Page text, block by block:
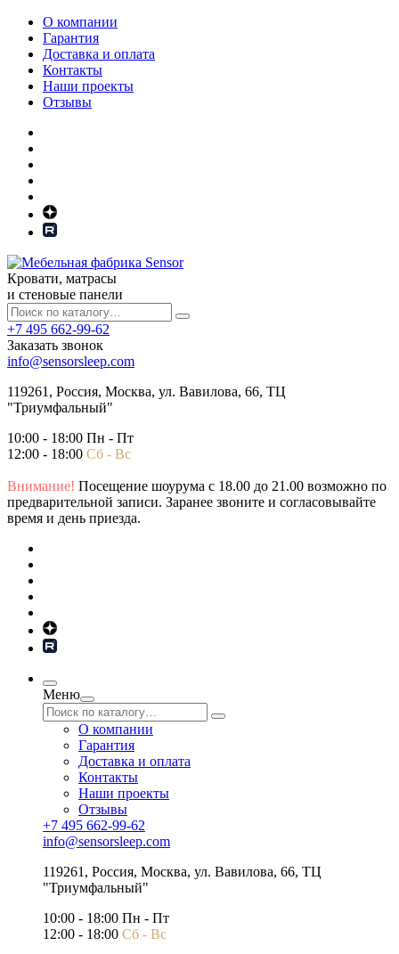
О компании
Гарантия
Доставка и оплата
Контакты
Наши проекты
Отзывы
Кровати, матрасы
и стеновые панели
+7 495 662-99-62
Заказать звонок
info@sensorsleep.com
119261, Россия, Москва, ул. Вавилова, 66, ТЦ
"Триумфальный"
10:00 - 18:00 Пн - Пт
12:00 - 18:00 Сб - Вс
Внимание! Посещение шоурума с 18.00 до 21.00 возможно по
предварительной записи. Заранее звоните и согласовывайте
время и день приезда.
Меню
О компании
Гарантия
Доставка и оплата
Контакты
Наши проекты
Отзывы
+7 495 662-99-62
info@sensorsleep.com
119261, Россия, Москва, ул. Вавилова, 66, ТЦ
"Триумфальный"
10:00 - 18:00 Пн - Пт
12:00 - 18:00 Сб - Вс